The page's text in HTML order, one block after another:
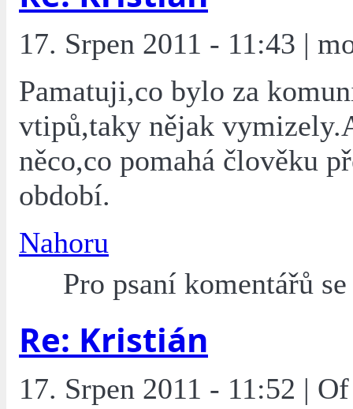
17. Srpen 2011 - 11:43 |
Pamatuji,co bylo za
vtipů,taky nějak
něco,co pomahá člověku
období.
Nahoru
Pro psaní komentářů
Re: Kristián
17. Srpen 2011 - 11:52 |